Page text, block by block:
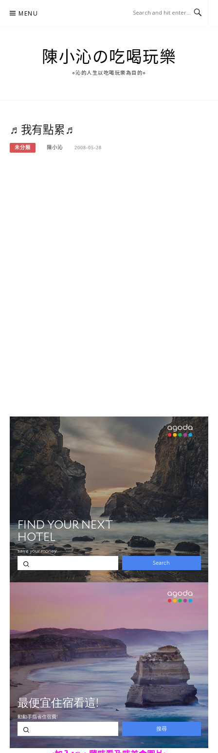
MENU
陳小沁の吃喝玩樂
○沁的人生以吃喝玩樂為目的○
♬我有點累♬
未分類 陳小沁 2008-05-28